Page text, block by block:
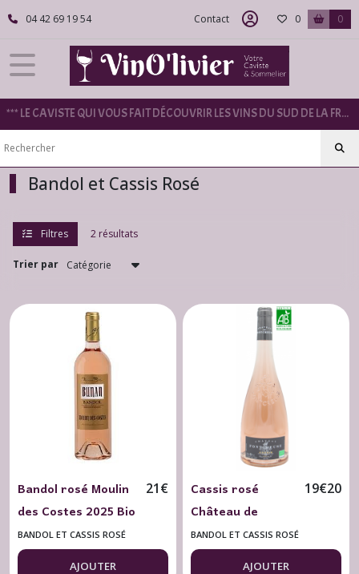
04 42 69 19 54 Contact 0 0
*** LE CAVISTE QUI VOUS FAIT DÉCOUVRIR LES VINS DU SUD DE LA FRANCE ***
Bandol et Cassis Rosé
Filtres 2 résultats
Trier par
Bandol rosé Moulin
des Costes 2025 Bio
Domaines Bunan 75
cl.
21€
BANDOL ET CASSIS ROSÉ
AJOUTER
Cassis rosé
Château de
Fontcreuse BIO
2025
19€20
BANDOL ET CASSIS ROSÉ
AJOUTER
Fermer
FILTRES
Tous
les
produits
Provence
Provence
Blanc
Côtes
Coteaux
d'Aix-